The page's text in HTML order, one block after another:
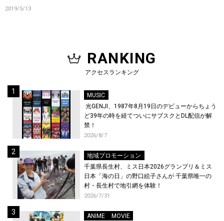
2019/5/13
RANKING
アクセスランキング
MUSIC
光GENJI、1987年8月19日のデビューからちょう
ど39年の時を経てついにサブスクとDL配信が解
禁！
2026/8/7
地域プロモーション
千葉県長生村、ミス日本2026グランプリ＆ミス
日本「海の日」の野口絵子さんが 千葉県唯一の
村・長生村で地引網を体験！
2026/7/31
ANIME
MOVIE